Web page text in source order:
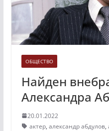
ОБЩЕСТВО
Найден
Александра
20.01.2022
актер, александр абдулов,